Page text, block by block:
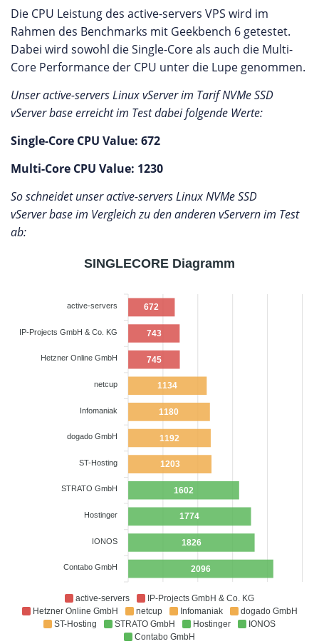
Die CPU Leistung des active-servers VPS wird im
Rahmen des Benchmarks mit Geekbench 6 getestet.
Dabei wird sowohl die Single-Core als auch die Multi-
Core Performance der CPU unter die Lupe genommen.
Unser active-servers Linux vServer im Tarif NVMe SSD
vServer base erreicht im Test dabei folgende Werte:
Single-Core CPU Value: 672
Multi-Core CPU Value: 1230
So schneidet unser active-servers Linux NVMe SSD
vServer base im Vergleich zu den anderen vServern im Test
ab:
active-servers
IP-Projects GmbH & Co. KG
Hetzner Online GmbH
netcup Infomaniak
dogado GmbH
ST-Hosting
STRATO GmbH Hostinger
IONOS
Contabo GmbH
672
743
745
1134
1180
1192
1203
1602
1774
1826
2096
active-servers
IP-Projects GmbH & Co. KG
Hetzner Online GmbH
netcup
Infomaniak
dogado GmbH
ST-Hosting
STRATO GmbH
Hostinger
IONOS
Contabo GmbH
SINGLECORE Diagramm